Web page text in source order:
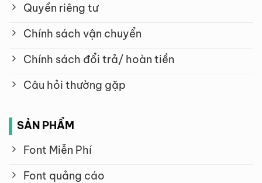
Quyền riêng tư
Chính sách vận chuyển
Chính sách đổi trả/ hoàn tiền
Câu hỏi thường gặp
SẢN PHẨM
Font Miễn Phí
Font quảng cáo